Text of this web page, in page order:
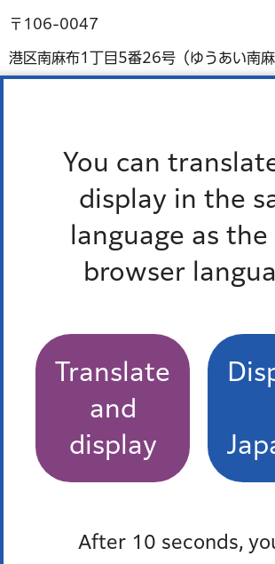
You can
display in the
language as
browser
Translate
and
display
After 10 seconds,
〒106-0047
港区南麻布1丁目5番26号（ゆうあい南麻
受付時間
午前8時45分から午後5時30分